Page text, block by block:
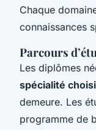
Chaque
connaissances
Parcours
Les diplômes
spécialité
demeure. Les
programme de